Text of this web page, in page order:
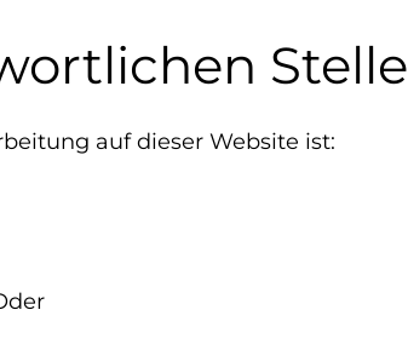
Stelle
auf dieser Website ist: